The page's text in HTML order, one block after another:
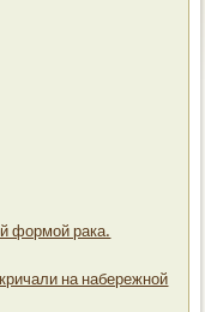
формой рака.
на набережной